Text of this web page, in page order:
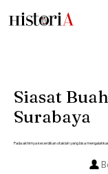
Siasat
Surabaya
Pada akhirnya kecerdikan otaklah yang bisa